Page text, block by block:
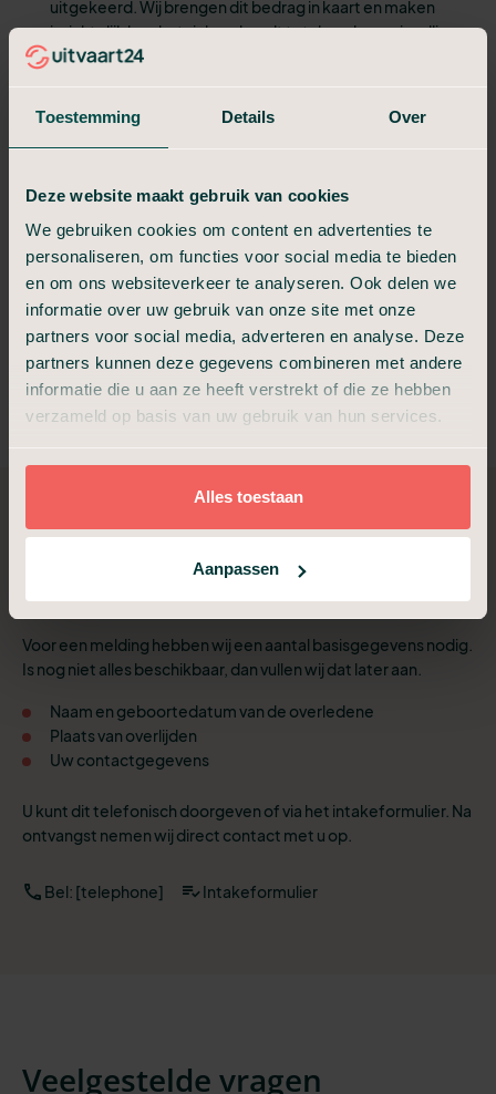
Toestemming Details Over
Deze website maakt gebruik van cookies
We gebruiken cookies om content en advertenties te
personaliseren, om functies voor social media te bieden
en om ons websiteverkeer te analyseren. Ook delen we
informatie over uw gebruik van onze site met onze
partners voor social media, adverteren en analyse. Deze
partners kunnen deze gegevens combineren met andere
informatie die u aan ze heeft verstrekt of die ze hebben
verzameld op basis van uw gebruik van hun services.
Alles toestaan
Aanpassen
uitgekeerd. Wij brengen dit bedrag in kaart en maken
inzichtelijk hoe het zich verhoudt tot de gekozen invulling
van de uitvaart.
Naturapolis
Bij een naturapolis zijn bepaalde diensten verzekerd zoals
omschreven in de polis. Wij voeren deze diensten uit en
vaste uitvoerende partij op de polis vermeld? Dan bekijken
wij hoe het beschikbare bedrag wordt vastgesteld en hoe
dit in uw situatie wordt toegepast.
In beide gevallen heeft u als polishouder de vrijheid om zelf
een uitvaartondernemer te kiezen. De verzekering bepaalt de
vergoeding, u bepaalt de invulling. Wij maken inzichtelijk welke
bedragen beschikbaar zijn en hoe de verrekening verloopt.
Welke gegevenszijn nodig
Niet alles hoeft direct bekend te zijn.
Voor een melding hebben wij een aantal basisgegevens nodig.
Is nog niet alles beschikbaar, dan vullen wij dat later aan.
Naam en geboortedatum van de overledene
Plaats van overlijden
Uw contactgegevens
U kunt dit telefonisch doorgeven of via het intakeformulier. Na
ontvangst nemen wij direct contact met u op.
Bel: [telephone] Intakeformulier
Veelgestelde vragen